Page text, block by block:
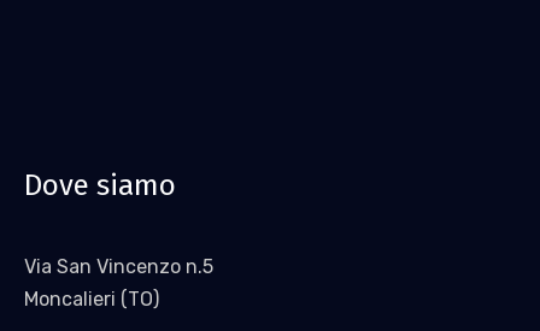
Dove siamo
Via San Vincenzo n.5
Moncalieri (TO)